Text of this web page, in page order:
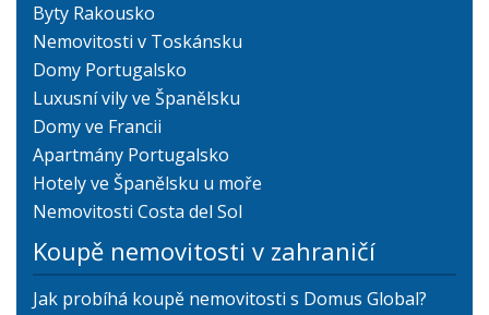
Byty Rakousko
Nemovitosti v Toskánsku
Domy Portugalsko
Luxusní vily ve Španělsku
Domy ve Francii
Apartmány Portugalsko
Hotely ve Španělsku u moře
Nemovitosti Costa del Sol
Koupě nemovitosti v zahraničí
Jak probíhá koupě nemovitosti s Domus Global?